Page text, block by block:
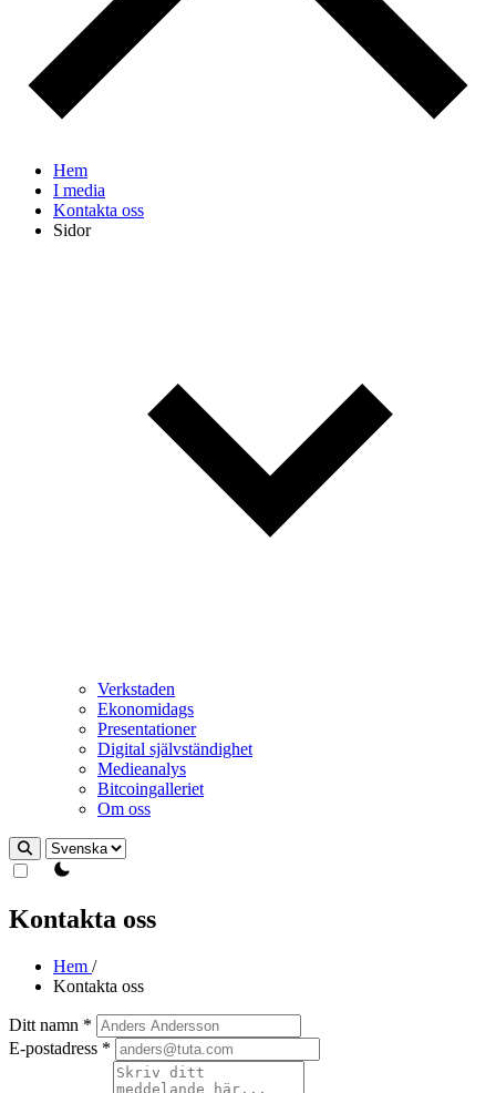
Hem
I media
Kontakta oss
Sidor
Verkstaden
Ekonomidags
Presentationer
Digital självständighet
Medieanalys
Bitcoingalleriet
Om oss
theme switcher
Kontakta oss
Hem /
Kontakta oss
Ditt namn *
E-postadress *